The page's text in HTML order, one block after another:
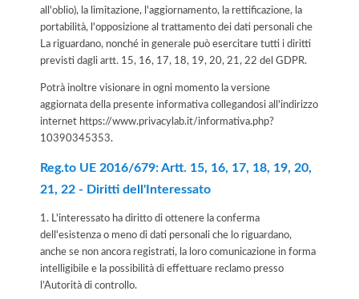
all'oblio), la limitazione, l'aggiornamento, la rettificazione, la
portabilità, l'opposizione al trattamento dei dati personali che
La riguardano, nonché in generale può esercitare tutti i diritti
previsti dagli artt. 15, 16, 17, 18, 19, 20, 21, 22 del GDPR.
Potrà inoltre visionare in ogni momento la versione
aggiornata della presente informativa collegandosi all'indirizzo
internet https://www.privacylab.it/informativa.php?
10390345353.
Reg.to UE 2016/679: Artt. 15, 16, 17, 18, 19, 20,
21, 22 - Diritti dell'Interessato
1. L'interessato ha diritto di ottenere la conferma
dell'esistenza o meno di dati personali che lo riguardano,
anche se non ancora registrati, la loro comunicazione in forma
intelligibile e la possibilità di effettuare reclamo presso
l’Autorità di controllo.